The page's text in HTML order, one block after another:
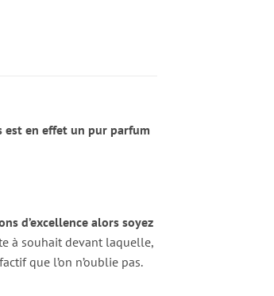
est en effet un pur parfum
d’excellence alors soyez
à souhait devant laquelle,
que l’on n’oublie pas.